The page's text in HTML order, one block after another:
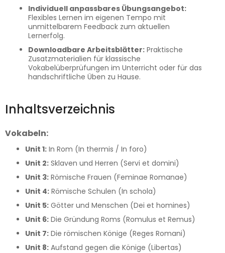
Individuell anpassbares Übungsangebot:
Flexibles Lernen im eigenen Tempo mit
unmittelbarem Feedback zum aktuellen
Lernerfolg.
Downloadbare Arbeitsblätter: Praktische
Zusatzmaterialien für klassische
Vokabelüberprüfungen im Unterricht oder für das
handschriftliche Üben zu Hause.
Inhaltsverzeichnis
Vokabeln:
Unit 1: In Rom (In thermis / In foro)
Unit 2: Sklaven und Herren (Servi et domini)
Unit 3: Römische Frauen (Feminae Romanae)
Unit 4: Römische Schulen (In schola)
Unit 5: Götter und Menschen (Dei et homines)
Unit 6: Die Gründung Roms (Romulus et Remus)
Unit 7: Die römischen Könige (Reges Romani)
Unit 8: Aufstand gegen die Könige (Libertas)